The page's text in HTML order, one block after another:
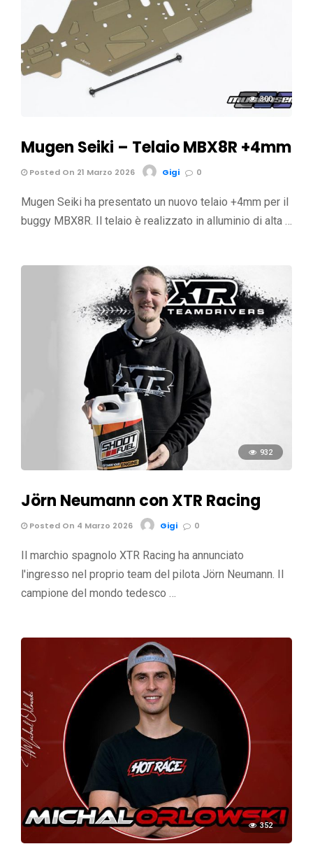
300
Mugen Seiki – Telaio MBX8R +4mm
Posted On 21 Marzo 2026 Gigi 0
Mugen Seiki ha presentato un nuovo telaio +4mm per il
buggy MBX8R. Il telaio è realizzato in alluminio di alta …
932
Jörn Neumann con XTR Racing
Posted On 4 Marzo 2026 Gigi 0
Il marchio spagnolo XTR Racing ha annunciato
l'ingresso nel proprio team del pilota Jörn Neumann. Il
campione del mondo tedesco …
352